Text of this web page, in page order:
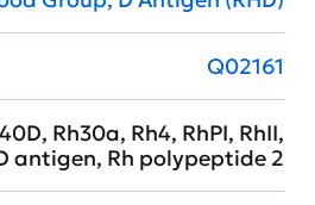
Q02161
Rh30a, Rh4, RhPI, RhII,
antigen, Rh polypeptide 2